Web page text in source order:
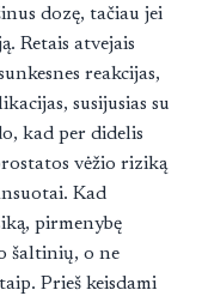
dozę, tačiau jei
Retais atvejais
reakcijas,
susijusias su
kad per didelis
vėžio riziką
Kad
pirmenybę
šaltinių, o ne
Prieš keisdami